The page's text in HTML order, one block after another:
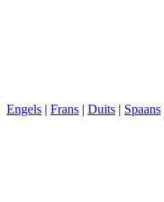
Engels | Frans | Duits | Spaans